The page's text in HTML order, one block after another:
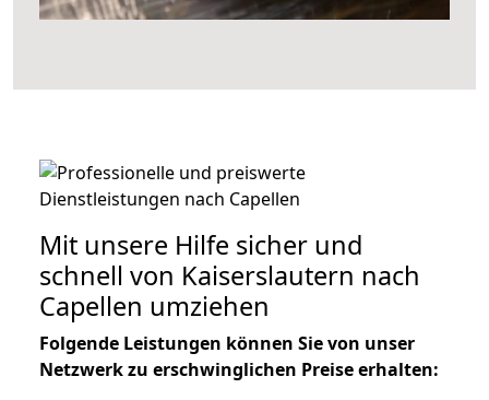
Mit unsere Hilfe sicher und
schnell von Kaiserslautern nach
Capellen umziehen
Folgende Leistungen können Sie von unser
Netzwerk zu erschwinglichen Preise erhalten: